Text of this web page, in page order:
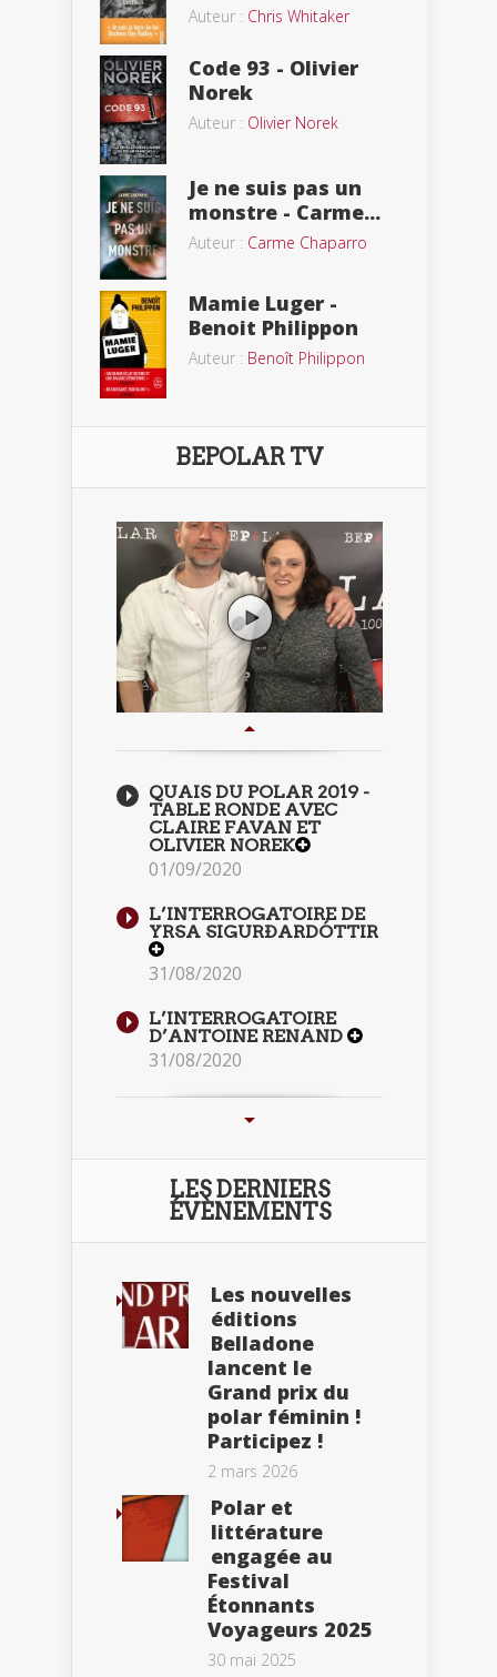
Auteur : Chris Whitaker
Code 93 - Olivier
Norek
Auteur : Olivier Norek
Je ne suis pas un
monstre - Carme...
Auteur : Carme Chaparro
Mamie Luger -
Benoit Philippon
Auteur : Benoît Philippon
BEPOLAR TV
QUAIS DU POLAR 2019 -
TABLE RONDE AVEC
CLAIRE FAVAN ET
OLIVIER NOREK
01/09/2020
L’INTERROGATOIRE DE
YRSA SIGURÐARDÓTTIR
31/08/2020
L’INTERROGATOIRE
D’ANTOINE RENAND
31/08/2020
LES DERNIERS
ÉVÈNEMENTS
Les nouvelles
éditions
Belladone
lancent le
Grand prix du
polar féminin !
Participez !
2 mars 2026
Polar et
littérature
engagée au
Festival
Étonnants
Voyageurs 2025
30 mai 2025